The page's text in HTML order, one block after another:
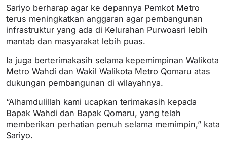
Sariyo berharap agar ke depannya Pemkot Metro
terus meningkatkan anggaran agar pembangunan
infrastruktur yang ada di Kelurahan Purwoasri lebih
mantab dan masyarakat lebih puas.
Ia juga berterimakasih selama kepemimpinan Walikota
Metro Wahdi dan Wakil Walikota Metro Qomaru atas
dukungan pembangunan di wilayahnya.
“Alhamdulillah kami ucapkan terimakasih kepada
Bapak Wahdi dan Bapak Qomaru, yang telah
memberikan perhatian penuh selama memimpin,” kata
Sariyo.